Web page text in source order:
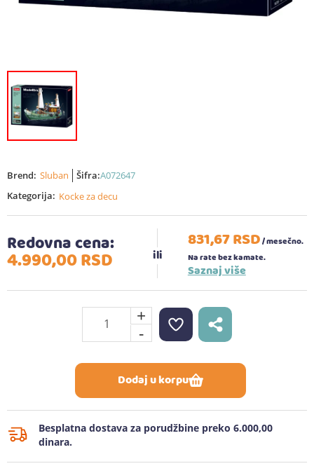
Brend: Sluban Šifra:A072647
Kategorija: Kocke za decu
Redovna cena:
4.990,00RSD
831,67RSD/ mesečno.
Na rate bez kamate.
Saznaj više
+
-
Dodaj u korpu
Besplatna dostava za porudžbine preko 6.000,00
dinara.